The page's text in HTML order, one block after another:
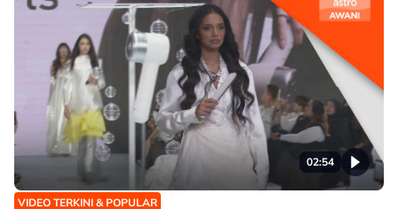
02:54
VIDEO TERKINI & POPULAR